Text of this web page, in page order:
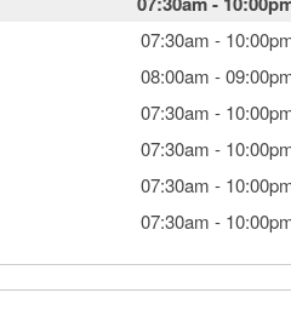
07:30am -
08:00am -
07:30am -
07:30am -
07:30am -
07:30am -